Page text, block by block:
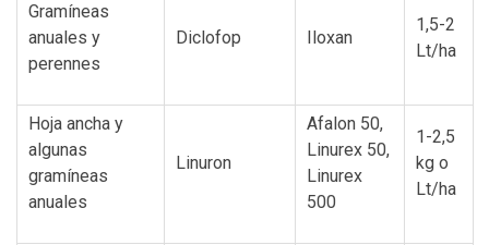
Gramíneas
anuales y
perennes
Diclofop Iloxan
1,5-2
Lt/ha
Hoja ancha y
algunas
gramíneas
anuales
Linuron
Afalon 50,
Linurex 50,
Linurex
500
1-2,5
kg o
Lt/ha